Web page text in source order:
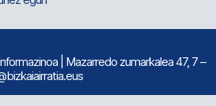
| Mazarredo zumarkalea 47, 7 –